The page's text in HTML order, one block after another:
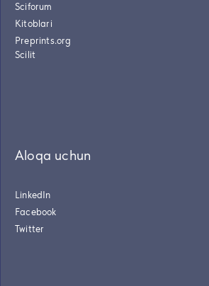
Sciforum
Kitoblari
Preprints.org
Scilit
Aloqa uchun
LinkedIn
Facebook
Twitter